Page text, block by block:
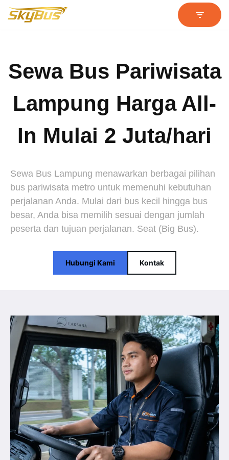
Sewa Bus Pariwisata
Lampung Harga All-
In Mulai 2 Juta/hari
Sewa Bus Lampung menawarkan berbagai pilihan
bus pariwisata metro untuk memenuhi kebutuhan
perjalanan Anda. Mulai dari bus kecil hingga bus
besar, Anda bisa memilih sesuai dengan jumlah
peserta dan tujuan perjalanan. Seat (Big Bus).
Hubungi Kami Kontak